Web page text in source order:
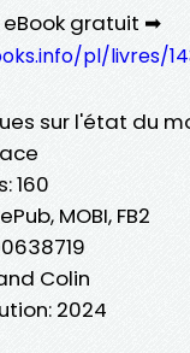
gratuit ➡
pl/livres/
sur l'état du
160
MOBI, FB2
Colin
2024